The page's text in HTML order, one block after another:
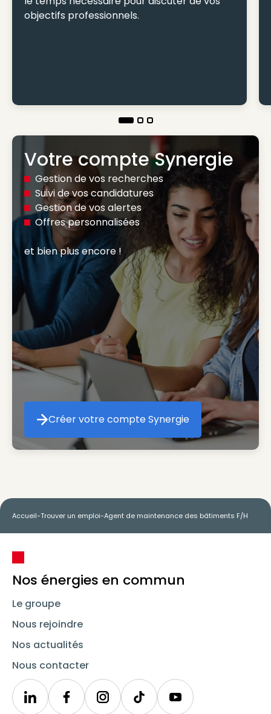
objectifs professionnels.
Votre compte Synergie
Gestion de vos recherches
Suivi de vos candidatures
Gestion de vos alertes
Offres personnalisées
et bien plus encore !
Créer votre compte Synergie
Créer votre compte Synergie
Accueil-Trouver un emploi-Agent de maintenance des bâtiments F/H
Nos énergies en commun
Le groupe
Nous rejoindre
Nos actualités
Nous contacter
LinkedinSynergieInstagramTikTok Youtube